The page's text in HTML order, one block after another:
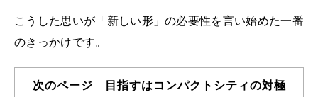
こうした思いが「新しい形」の必要性を言い始めた一番
のきっかけです。
次のページ 目指すはコンパクトシティの対極